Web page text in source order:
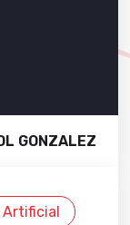
GONZALEZ